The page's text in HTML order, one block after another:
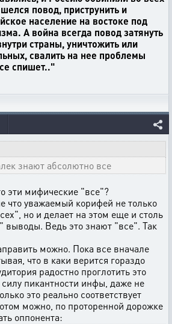
повод, приструнить и
население на востоке под
А война всегда повод затянуть
страны, уничтожить или
свалить на нее проблемы
спишет.."
знают абсолютно все
эти мифические "все"?
что уважаемый корифей не только
но и делает на этом еще и столь
Ведь это знают "все". Так
можно. Пока все вначале
что в каки верится гораздо
радостно проглотить это
пикантности инфы, даже не
это реально соответствует
можно, по проторенной дорожке
оппонента: